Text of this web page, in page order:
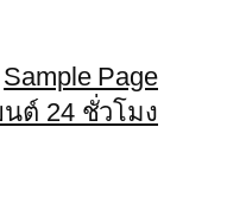
Sample Page
ต์ 24 ชั่วโมง